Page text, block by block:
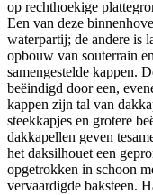
op rechthoekige
Een van deze
waterpartij; de andere is
opbouw van souterrain
samengestelde kappen.
beëindigd door een,
kappen zijn tal van
steekkapjes en grotere
dakkapellen geven
het daksilhouet een
opgetrokken in schoon
vervaardigde baksteen.